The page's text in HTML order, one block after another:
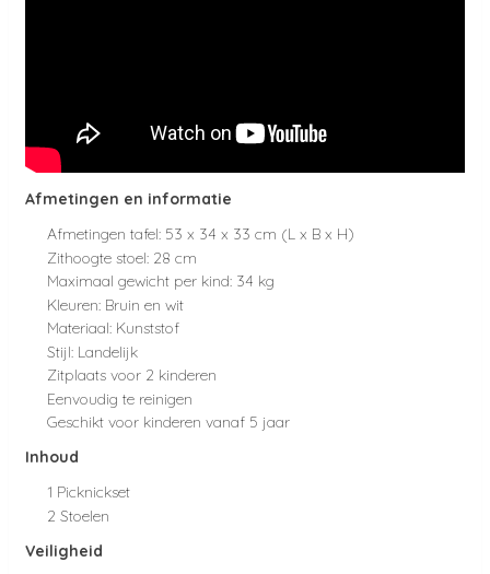
Afmetingen en informatie
Afmetingen tafel: 53 x 34 x 33 cm (L x B x H)
Zithoogte stoel: 28 cm
Maximaal gewicht per kind: 34 kg
Kleuren: Bruin en wit
Materiaal: Kunststof
Stijl: Landelijk
Zitplaats voor 2 kinderen
Eenvoudig te reinigen
Geschikt voor kinderen vanaf 5 jaar
Inhoud
1 Picknickset
2 Stoelen
Veiligheid